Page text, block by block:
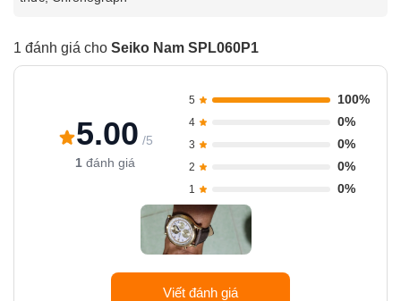
1 đánh giá cho Seiko Nam SPL060P1
5.00 /5
1 đánh giá
5 100%
4 0%
3 0%
2 0%
1 0%
Viết đánh giá